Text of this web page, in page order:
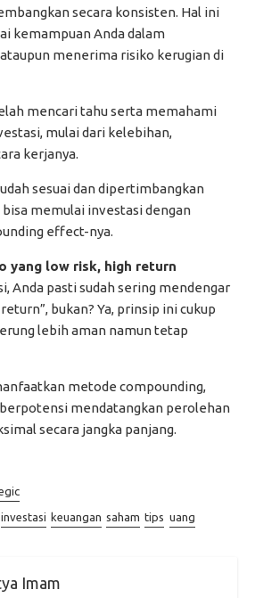
secara konsisten. Hal ini
kemampuan Anda dalam
menerima risiko kerugian di
mencari tahu serta memahami
mulai dari kelebihan,
kerjanya.
sesuai dan dipertimbangkan
bisa memulai investasi dengan
effect-nya.
yang low risk, high return
Anda pasti sudah sering mendengar
bukan? Ya, prinsip ini cukup
lebih aman namun tetap
metode compounding,
mendatangkan perolehan
secara jangka panjang.
investasi keuangan saham tips uang
Imam